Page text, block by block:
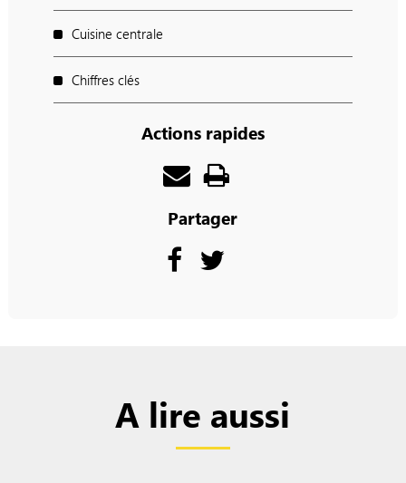
Cuisine centrale
Chiffres clés
Actions rapides
Partager
A lire aussi